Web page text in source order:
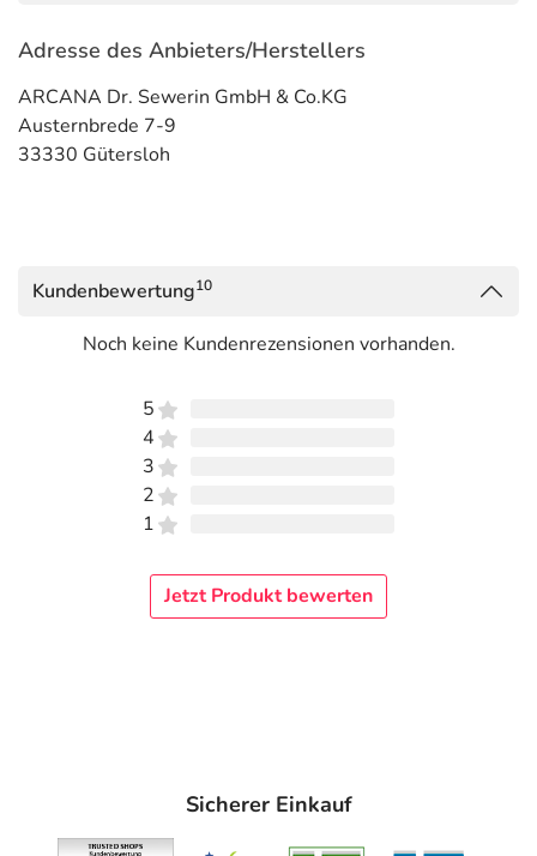
Adresse des Anbieters/Herstellers
ARCANA Dr. Sewerin GmbH & Co.KG
Austernbrede 7-9
33330 Gütersloh
Kundenbewertung10
Noch keine Kundenrezensionen vorhanden.
5
4
3
2
1
Jetzt Produkt bewerten
Sicherer Einkauf